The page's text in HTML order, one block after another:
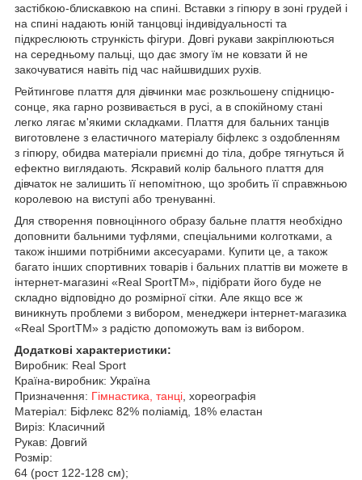
застібкою-блискавкою на спині. Вставки з гіпюру в зоні грудей і
на спині надають юній танцовці індивідуальності та
підкреслюють стрункість фігури. Довгі рукави закріплюються
на середньому пальці, що дає змогу їм не ковзати й не
закочуватися навіть під час найшвидших рухів.
Рейтингове плаття для дівчинки має розкльошену спідницю-
сонце, яка гарно розвивається в русі, а в спокійному стані
легко лягає м'якими складками. Плаття для бальних танців
виготовлене з еластичного матеріалу біфлекс з оздобленням
з гіпюру, обидва матеріали приємні до тіла, добре тягнуться й
ефектно виглядають. Яскравий колір бального плаття для
дівчаток не залишить її непомітною, що зробить її справжньою
королевою на виступі або тренуванні.
Для створення повноцінного образу бальне плаття необхідно
доповнити бальними туфлями, спеціальними колготками, а
також іншими потрібними аксесуарами. Купити це, а також
багато інших спортивних товарів і бальних платтів ви можете в
інтернет-магазині «Real SportTM», підібрати його буде не
складно відповідно до розмірної сітки. Але якщо все ж
виникнуть проблеми з вибором, менеджери інтернет-магазика
«Real SportTM» з радістю допоможуть вам із вибором.
Додаткові характеристики:
Виробник: Real Sport
Країна-виробник: Україна
Призначення: Гімнастика, танці , хореографія
Матеріал: Біфлекс 82% поліамід, 18% еластан
Виріз: Класичний
Рукав: Довгий
Розмір:
64 (рост 122-128 см);